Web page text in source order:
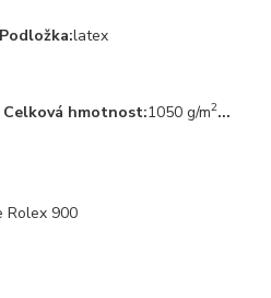
Podložka:latex
Celková hmotnost:1050 g/m2...
Rolex 900